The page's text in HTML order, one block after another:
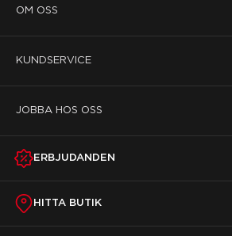
OM OSS
KUNDSERVICE
JOBBA HOS OSS
ERBJUDANDEN
HITTA BUTIK